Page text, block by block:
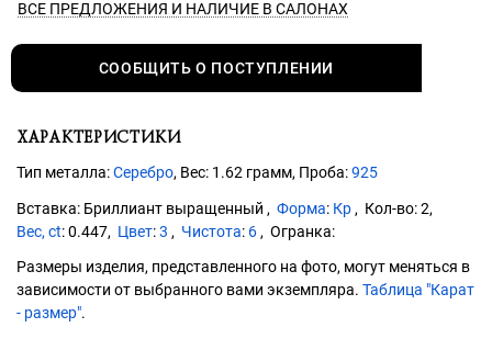
ВСЕ ПРЕДЛОЖЕНИЯ И НАЛИЧИЕ В САЛОНАХ
СООБЩИТЬ О ПОСТУПЛЕНИИ
ХАРАКТЕРИСТИКИ
Тип металла:Серебро, Вес: 1.62 грамм, Проба:925
Бриллиант выращенный Форма: Кр
2
Вес, ct:0.447 Цвет:3 Чистота: 6
Размеры изделия, представленного на фото, могут меняться в
зависимости от выбранного вами экземпляра. Таблица "Карат
- размер".